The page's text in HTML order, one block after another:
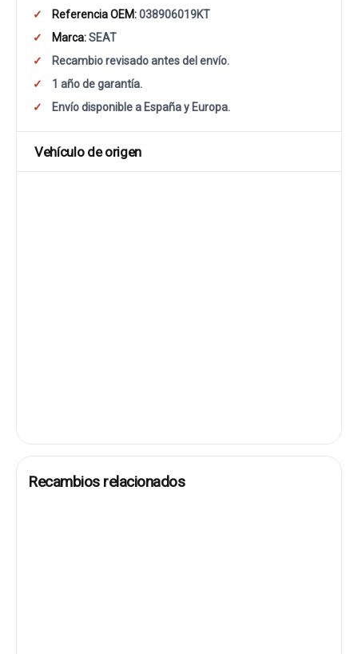
Referencia OEM:038906019KT
Marca:SEAT
Recambio revisado antes del envío.
1 año de garantía.
Envío disponible a España y Europa.
Vehículo de origen
Recambios relacionados